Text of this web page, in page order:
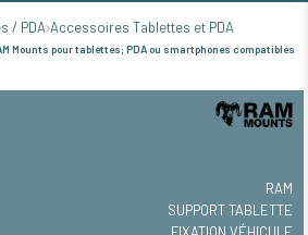
/ PDA Accessoires Tablettes et PDA
Mounts pour tablettes; PDA ou smartphones compatibles
RAM
SUPPORT TABLETTE
FIXATION VÉHICULE